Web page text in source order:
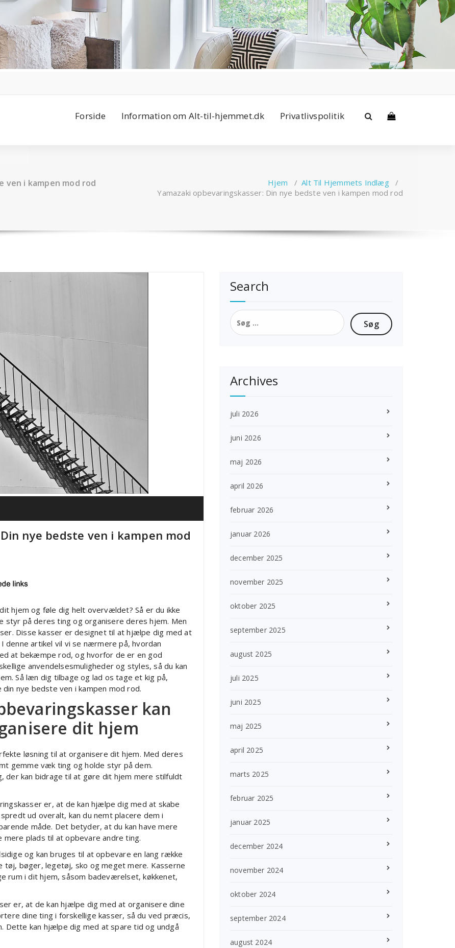
Forside Information om Alt-til-hjemmet.dk Privatlivspolitik
ven i kampen mod rod Hjem /Alt Til Hjemmets Indlæg/
Yamazaki opbevaringskasser: Din nye bedste ven i kampen mod rod
nye bedste ven i kampen mod
hjem og føle dig helt overvældet? Så er du ikke
styr på deres ting og organisere deres hjem. Men
Disse kasser er designet til at hjælpe dig med at
denne artikel vil vi se nærmere på, hvordan
at bekæmpe rod, og hvorfor de er en god
anvendelsesmuligheder og styles, så du kan
Så læn dig tilbage og lad os tage et kig på,
nye bedste ven i kampen mod rod.
kan
dit hjem
løsning til at organisere dit hjem. Med deres
gemme væk ting og holde styr på dem.
der kan bidrage til at gøre dit hjem mere stilfuldt
er, at de kan hjælpe dig med at skabe
ud overalt, kan du nemt placere dem i
måde. Det betyder, at du kan have mere
plads til at opbevare andre ting.
og kan bruges til at opbevare en lang række
tøj, bøger, legetøj, sko og meget mere. Kasserne
rum i dit hjem, såsom badeværelset, køkkenet,
er, at de kan hjælpe dig med at organisere dine
dine ting i forskellige kasser, så du ved præcis,
Dette kan hjælpe dig med at spare tid og undgå
Search
Søg
efter:
Archives
juli 2026
juni 2026
maj 2026
april 2026
februar 2026
januar 2026
december 2025
november 2025
oktober 2025
september 2025
august 2025
juli 2025
juni 2025
maj 2025
april 2025
marts 2025
februar 2025
januar 2025
december 2024
november 2024
oktober 2024
september 2024
august 2024